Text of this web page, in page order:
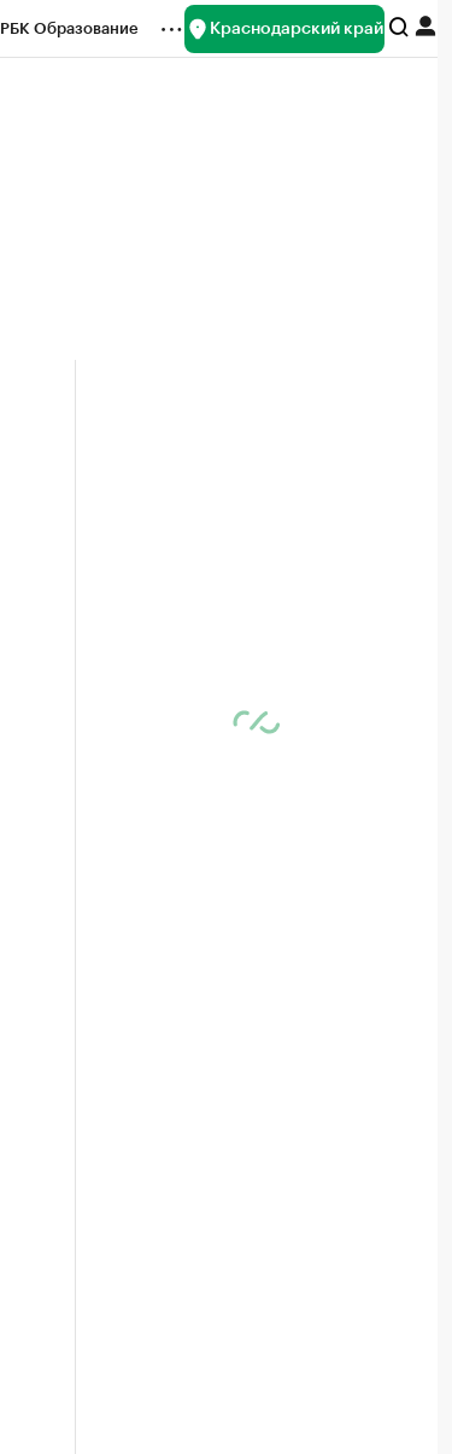
РБК Образование Краснодарский край